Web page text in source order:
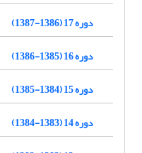
دوره 17 (1386-1387)
دوره 16 (1385-1386)
دوره 15 (1384-1385)
دوره 14 (1383-1384)